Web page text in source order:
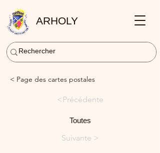
ARHOLY
< Page des cartes postales
<Précédente
Toutes
Suivante >